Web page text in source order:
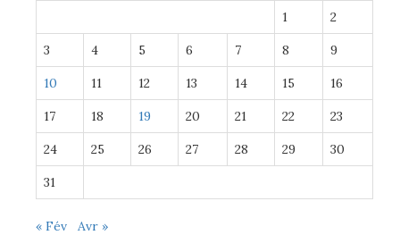
1 2
3 4 5 6 7 8 9
10 11 12 13 14 15 16
17 18 19 20 21 22 23
24 25 26 27 28 29 30
31
« Fév Avr »